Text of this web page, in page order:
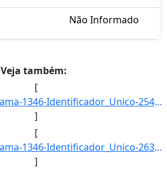
Não Informado
Veja também:
[
992: Ano-2011-Programa-1346-Identificador_Unico-2543-Descricao-Consumo_Nacional_de_Substancias_que_Destro]
]
[
993: Ano-2011-Programa-1346-Identificador_Unico-2630-Descricao-Consumo_Nacional_de_Substancias_que_Destro]
]